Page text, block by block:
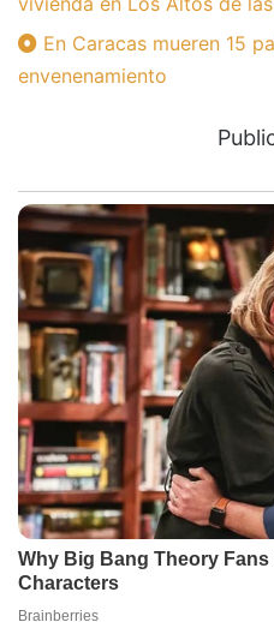
En Caracas mueren 15
envenenamiento